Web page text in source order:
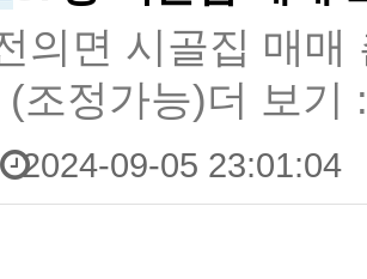
의면 시골집 매매
(조정가능)​더 보기
2024-09-05 23:01:04